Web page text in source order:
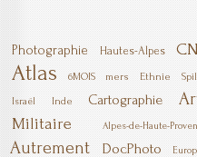
Photographie Hautes-Alpes
Atlas 6MOIS mers Ethnie
Israël Inde Cartographie
Militaire Alpes-de-Haute-
Autrement
DocPhoto